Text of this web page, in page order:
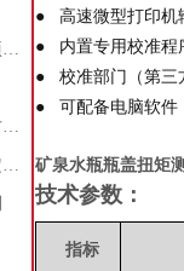
关于药品包装检测，都有哪些项目呢？
牙本质小管封堵效果体外评价方法-牙本质片通透性测量
注射剂用胶塞、垫片穿刺力测定法YBB00322004-2015
● 高速微型打印机
● 内置专用校准程
● 校准部门（第三
● 可配备电脑软件
矿泉水瓶瓶盖扭矩
技术参数：
指标